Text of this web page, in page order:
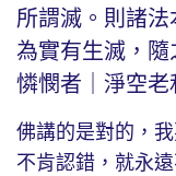
所謂滅。則諸
為實有生滅，
憐憫者｜淨空老
佛講的是對的，
不肯認錯，就永